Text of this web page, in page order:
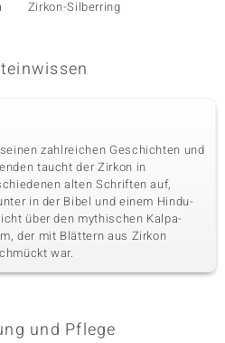
Zirkon-Silberring
zahlreichen Geschichten und
taucht der Zirkon in
alten Schriften auf,
in der Bibel und einem Hindu-
über den mythischen Kalpa-
der mit Blättern aus Zirkon
war.
und Pflege